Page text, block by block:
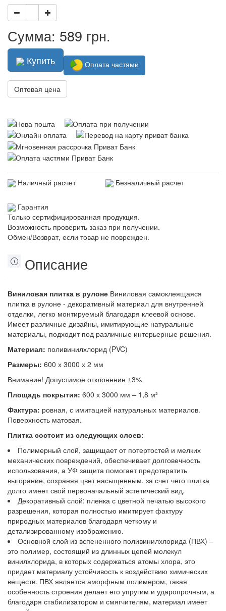
Сумма: 589 грн.
Купить Оплата частями
Оптовая цена
Наличный расчет Безналичный расчет
Гарантия
Только сертифицированная продукция.
Возможность проверить заказ при получении.
Обмен/Возврат, если товар не поврежден.
Описание
Виниловая плитка в рулоне Виниловая самоклеящаяся
плитка в рулоне - декоративный материал для внутренней
отделки, легко монтируемый благодаря клеевой основе.
Имеет различные дизайны, имитирующие натуральные
материалы, подходит под различные интерьерные решения.
Материал: поливинилхлорид (PVC)
Размеры: 600 х 3000 х 2 мм
Внимание! Допустимое отклонение ±3%
Площадь покрытия: 600 х 3000 мм – 1,8 м²
Фактура: ровная, с имитацией натуральных материалов.
Поверхность матовая.
Плитка состоит из следующих слоев:
Полимерный слой, защищает от потертостей и мелких
механических повреждений, обеспечивает долговечность
использования, а УФ защита помогает предотвратить
выгорание, сохраняя цвет насыщенным, за счет чего плитка
долго имеет свой первоначальный эстетический вид.
Декоративный слой: пленка с цветной печатью высокого
разрешения, которая полностью имитирует фактуру
природных материалов благодаря четкому и
детализированному изображению.
Основной слой из вспененного поливинилхлорида (ПВХ) –
это полимер, состоящий из длинных цепей молекул
винилхлорида, в которых содержаться атомы хлора, это
придает материалу устойчивость к воздействию химических
веществ. ПВХ является аморфным полимером, такая
особенность строения делает его упругим и ударопрочным, а
благодаря стабилизатором и смягчителям, материал имеет